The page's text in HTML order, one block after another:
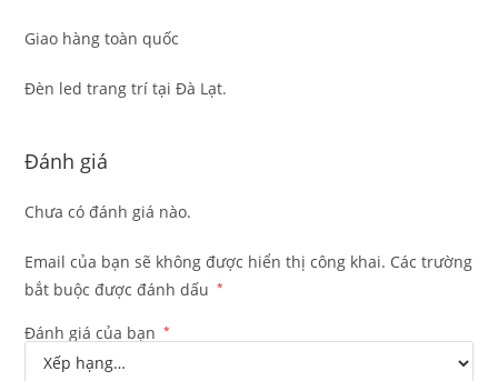
Giao hàng toàn quốc
Đèn led trang trí tại Đà Lạt.
Đánh giá
Chưa có đánh giá nào.
Email của bạn sẽ không được hiển thị công khai. Các trường
bắt buộc được đánh dấu
*
Đánh giá của bạn *